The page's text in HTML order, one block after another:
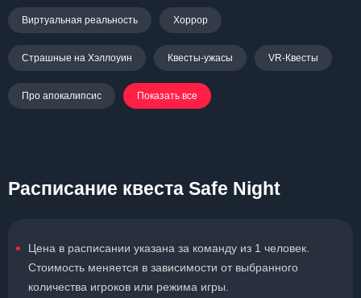
Виртуальная реальность Хоррор
Страшные на Хэллоуин Квесты-ужасы VR-Квесты
Про апокалипсис Показать все
Расписание квеста Safe Night
Цена в расписании указана за команду из 1 человек.
Стоимость меняется в зависимости от выбранного
количества игроков или режима игры.